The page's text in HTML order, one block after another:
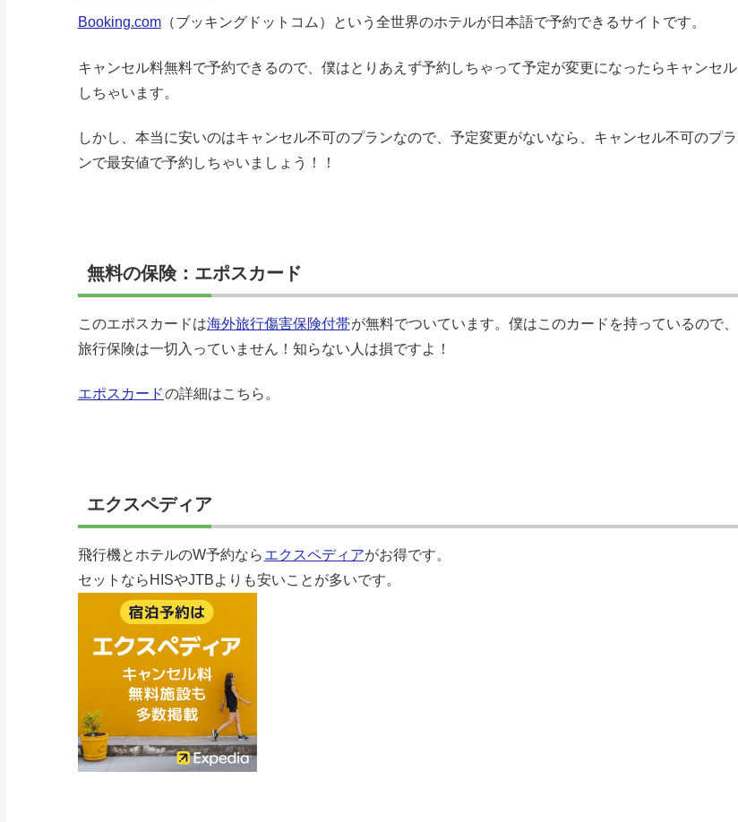
Booking.com（ブッキングドットコム）という全世界のホテルが日本語で予約できるサイトです。
キャンセル料無料で予約できるので、僕はとりあえず予約しちゃって予定が変更になったらキャンセル
しちゃいます。
しかし、本当に安いのはキャンセル不可のプランなので、予定変更がないなら、キャンセル不可のプラ
ンで最安値で予約しちゃいましょう！！
無料の保険：エポスカード
このエポスカードは海外旅行傷害保険付帯が無料でついています。僕はこのカードを持っているので、
旅行保険は一切入っていません！知らない人は損ですよ！
エポスカードの詳細はこちら。
エクスペディア
飛行機とホテルのW予約なら エクスペディアがお得です。
セットならHISやJTBよりも安いことが多いです。